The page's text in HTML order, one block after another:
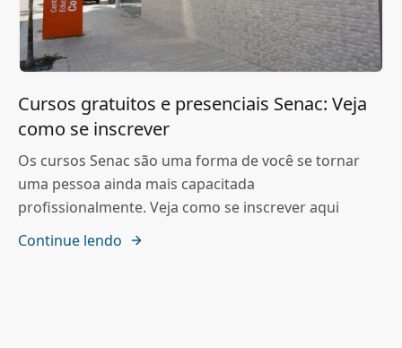
Cursos gratuitos e presenciais Senac: Veja
como se inscrever
Os cursos Senac são uma forma de você se tornar
uma pessoa ainda mais capacitada
profissionalmente. Veja como se inscrever aqui
Continue lendo